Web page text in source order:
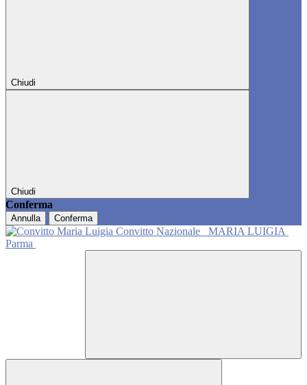
Chiudi
Chiudi
Conferma
Annulla Conferma
Convitto Nazionale
MARIA LUIGIA
Parma